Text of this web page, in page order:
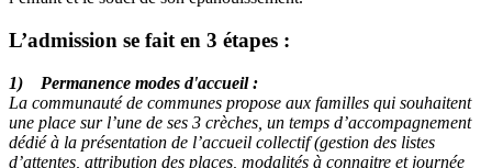
L’admission se fait en 3 étapes :
1) Permanence modes d'accueil :
La communauté de communes propose aux familles qui souhaitent
une place sur l’une de ses 3 crèches, un temps d’accompagnement
dédié à la présentation de l’accueil collectif (gestion des listes
d’attentes, attribution des places, modalités à connaitre et journée